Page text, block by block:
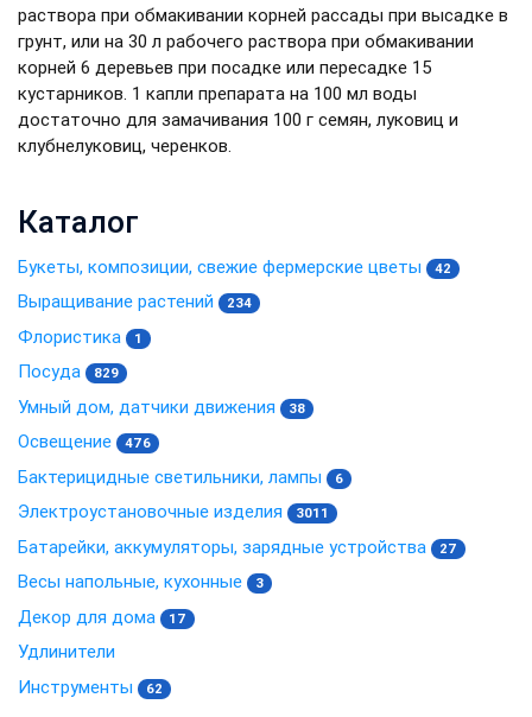
раствора при обмакивании корней рассады при высадке в
грунт, или на 30 л рабочего раствора при обмакивании
корней 6 деревьев при посадке или пересадке 15
кустарников. 1 капли препарата на 100 мл воды
достаточно для замачивания 100 г семян, луковиц и
клубнелуковиц, черенков.
Каталог
Букеты, композиции, свежие фермерские цветы 42
Выращивание растений 234
Флористика 1
Посуда 829
Умный дом, датчики движения 38
Освещение 476
Бактерицидные светильники, лампы 6
Электроустановочные изделия 3011
Батарейки, аккумуляторы, зарядные устройства 27
Весы напольные, кухонные 3
Декор для дома 17
Удлинители
Инструменты
62